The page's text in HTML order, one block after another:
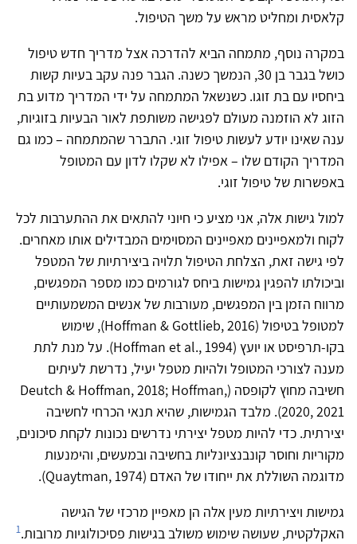
קלאסית ומחליט מראש על משך הטיפול.
במקרה נוסף, מתמחה הביא להדרכה אצל מדריך חדש טיפול
כושל בגבר בן 30, הנמשך כשנה. הגבר פנה עקב בעיות קשות
ביחסיו עם בת זוגו. כשנשאל המתמחה על ידי המדריך מדוע בת
הזוג לא הוזמנה מעולם לפגישה משותפת לאור הבעיות בזוגיות,
ענה שאינו יודע לעשות טיפול זוגי. התברר שהמתמחה – כמו גם
המדריך הקודם שלו – אפילו לא שקלו לדון עם המטופל
באפשרות של טיפול זוגי.
למול גישות אלה, אני מציע כי חיוני להתאים את ההתערבות לכל
לקוח ולמאפיינים מאפיינים המסוימים המבדילים אותו מאחרים.
לפי גישה זאת, הצלחת הטיפול תלויה ביצירתיות של המטפל
וביכולתו להפגין גמישות ביחס לגורמים כמו מספר המפגשים,
מרווח הזמן בין המפגשים, מעורבות של אנשים המשמעותיים
למטופל בטיפול (Hoffman & Gottlieb, 2016), שימוש
בקו-תרפיסט או יועץ (Hoffman et al., 1994). על מנת לתת
מענה לצורכי המטופל ולהיות מטפל יעיל, נדרשת לעיתים
חשיבה מחוץ לקופסה (Deutch & Hoffman, 2018; Hoffman,
2020, 2021). מלבד הגמישות, שהיא תנאי הכרחי לחשיבה
יצירתית. כדי להיות מטפל יצירתי נדרשים נכונות לקחת סיכונים,
מקוריות וחוסר קונבנציונליות בחשיבה ובמעשים, והימנעות
מדוגמה השוללת את ייחודו של האדם (Quaytman, 1974).
גמישות ויצירתיות מעין אלה הן מאפיין מרכזי של הגישה
האקלקטית, שעושה שימוש משולב בגישות פסיכולוגיות מרובות.1